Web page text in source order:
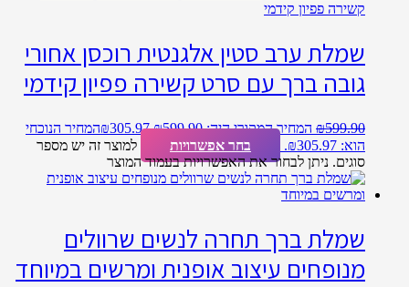
שמלת ערב סטין אלגנטית רוכסן אחורי
גובה ברך עם סרט קשירה פפיון קידמי
₪599.90 המחיר המקורי היה: ₪599.90. ₪305.97
המחיר הנוכחי
הוא: ₪305.97.
בחר אפשרויות
למוצר זה יש מספר
סוגים. ניתן לבחור את האפשרויות בעמוד המוצר
שמלת ברך תחרה לנשים שרוולים
מנופחים עיצוב אופנית ומרשים במיוחד